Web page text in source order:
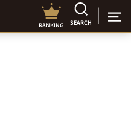
RANKING SEARCH